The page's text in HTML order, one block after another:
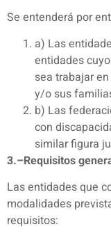
Se entenderá por
a) Las
entidades
sea trabajar
y/o sus
b) Las
con
similar figura
3.–Requisitos
Las entidades que
modalidades
requisitos: